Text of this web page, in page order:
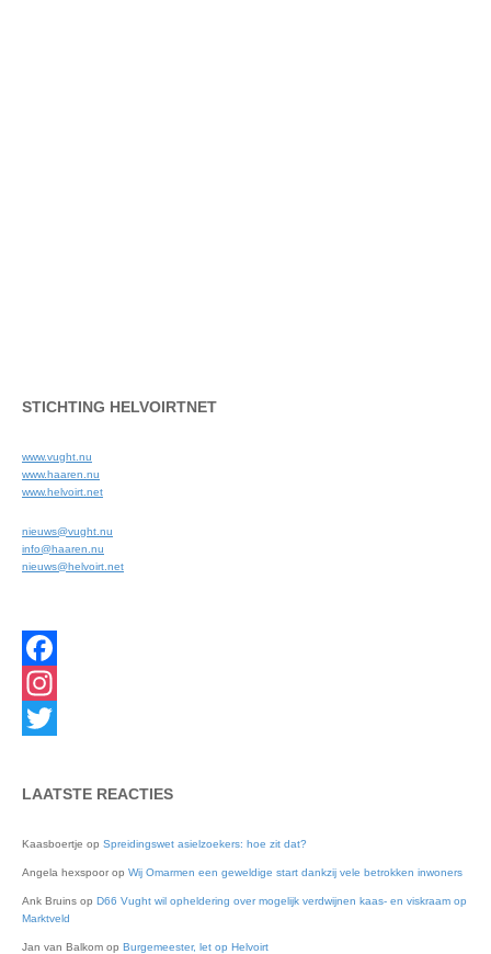
STICHTING HELVOIRTNET
www.vught.nu
www.haaren.nu
www.helvoirt.net
nieuws@vught.nu
info@haaren.nu
nieuws@helvoirt.net
Facebook
Instagram
LAATSTE REACTIES
Kaasboertje op Spreidingswet asielzoekers: hoe zit dat?
Angela hexspoor op Wij Omarmen een geweldige start dankzij vele betrokken inwoners
Ank Bruins op D66 Vught wil opheldering over mogelijk verdwijnen kaas- en viskraam op
Marktveld
Jan van Balkom op Burgemeester, let op Helvoirt